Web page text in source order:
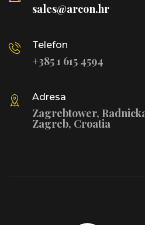
sales@arcon.hr
Telefon
+385 1 615 4594
Adresa
Zagrebtower,
Zagreb, Croatia